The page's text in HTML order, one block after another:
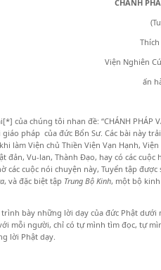
CHÁNH
Viện Nghiên
ấn
[*] của chúng tôi nhan đề: “CHÁNH PHÁP
pháp của đức Bổn Sư. Các bài này
làm Viện chủ Thiền Viện Vạn Hạnh,
đản, Vu-lan, Thành Đạo, hay có các
các cuộc nói chuyện này, Tuyển tập
, và đặc biệt tập Trung Bộ Kinh, một bộ
trình bày những lời dạy của đức Phật
mỗi người, chỉ có tự mình tìm đọc, tự
lời Phật dạy.